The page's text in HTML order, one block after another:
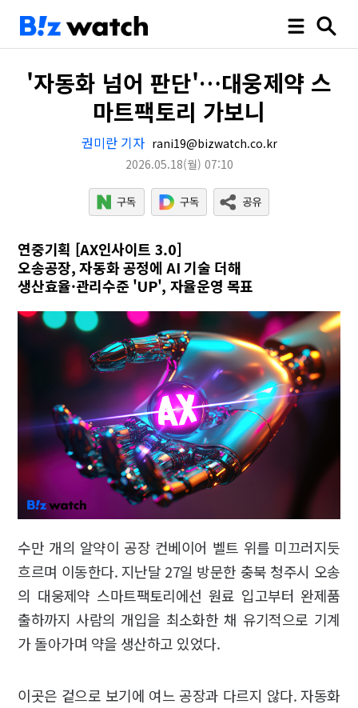
'자동화 넘어 판단'…대웅제약 스
마트팩토리 가보니
권미란 기자 rani19@bizwatch.co.kr
2026.05.18(월) 07:10
연중기획 [AX인사이트 3.0]
오송공장, 자동화 공정에 AI 기술 더해
생산효율·관리수준 'UP', 자율운영 목표
수만 개의 알약이 공장 컨베이어 벨트 위를 미끄러지듯
흐르며 이동한다. 지난달 27일 방문한 충북 청주시 오송
의 대웅제약 스마트팩토리에선 원료 입고부터 완제품
출하까지 사람의 개입을 최소화한 채 유기적으로 기계
가 돌아가며 약을 생산하고 있었다.
이곳은 겉으로 보기에 여느 공장과 다르지 않다. 자동화